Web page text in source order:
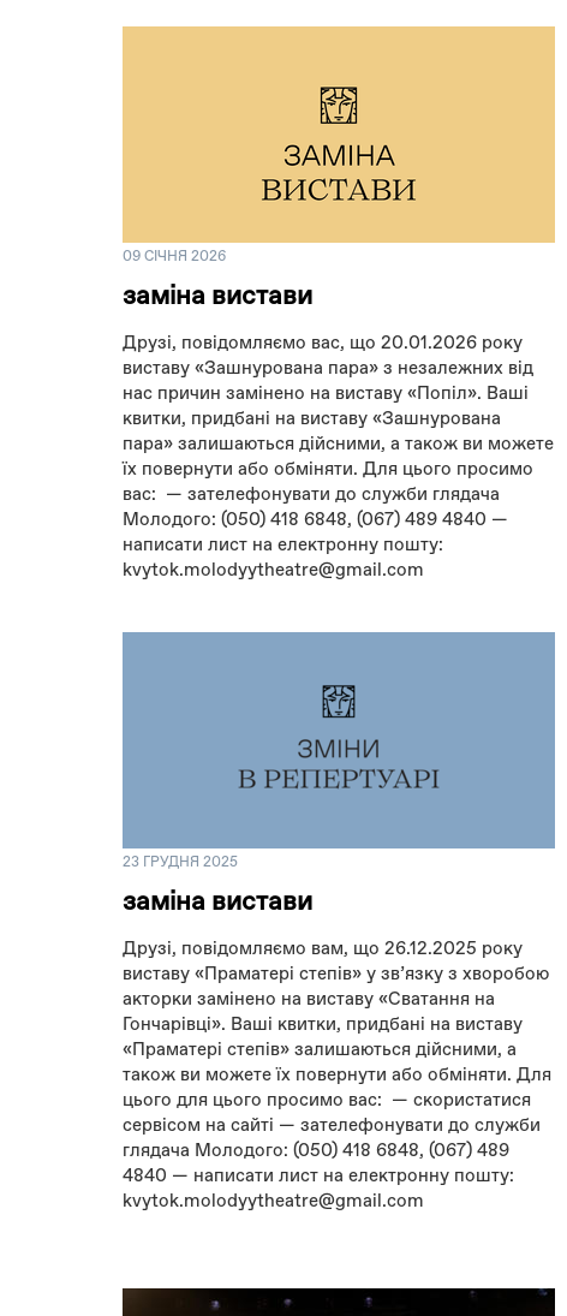
09 СІЧНЯ 2026
заміна вистави
Друзі, повідомляємо вас, що 20.01.2026 року
виставу «Зашнурована пара» з незалежних від
нас причин замінено на виставу «Попіл». Ваші
квитки, придбані на виставу «Зашнурована
пара» залишаються дійсними, а також ви можете
їх повернути або обміняти. Для цього просимо
вас: — зателефонувати до служби глядача
Молодого: (050) 418 6848, (067) 489 4840 —
написати лист на електронну пошту:
kvytok.molodyytheatre@gmail.com
23 ГРУДНЯ 2025
заміна вистави
Друзі, повідомляємо вам, що 26.12.2025 року
виставу «Праматері степів» у звʼязку з хворобою
акторки замінено на виставу «Сватання на
Гончарівці». Ваші квитки, придбані на виставу
«Праматері степів» залишаються дійсними, а
також ви можете їх повернути або обміняти. Для
цього для цього просимо вас: — скористатися
сервісом на сайті — зателефонувати до служби
глядача Молодого: (050) 418 6848, (067) 489
4840 — написати лист на електронну пошту:
kvytok.molodyytheatre@gmail.com